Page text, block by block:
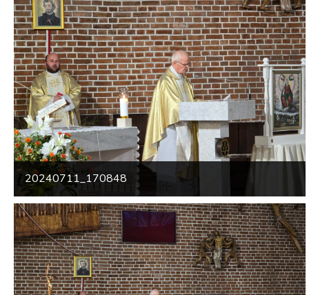
20240711_170848